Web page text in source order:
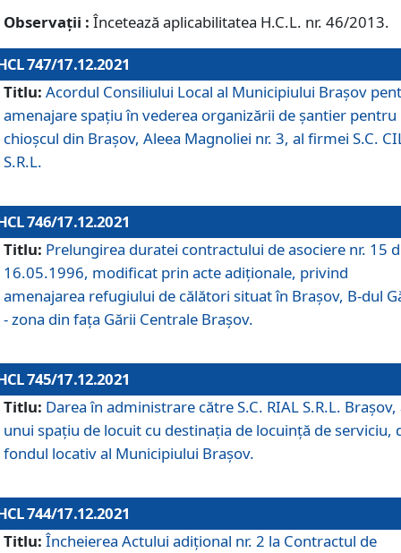
Observații : Încetează aplicabilitatea H.C.L. nr. 46/2013.
747/17.12.2021
Titlu: Acordul Consiliului Local al Municipiului Braşov
amenajare spațiu în vederea organizării de șantier pentru
chioșcul din Brașov, Aleea Magnoliei nr. 3, al firmei S.C.
S.R.L.
746/17.12.2021
Titlu: Prelungirea duratei contractului de asociere nr. 15
16.05.1996, modificat prin acte adiționale, privind
amenajarea refugiului de călători situat în Brașov, B-dul
- zona din faţa Gării Centrale Brașov.
745/17.12.2021
Titlu: Darea în administrare către S.C. RIAL S.R.L. Brașov,
unui spațiu de locuit cu destinația de locuință de serviciu,
fondul locativ al Municipiului Brașov.
744/17.12.2021
Titlu: Încheierea Actului adițional nr. 2 la Contractul de